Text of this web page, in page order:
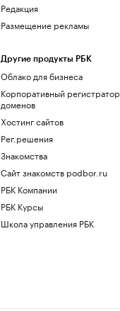
Редакция
Размещение рекламы
Другие продукты РБК
Облако для бизнеса
Корпоративный регистратор
доменов
Хостинг сайтов
Рег.решения
Знакомства
Сайт знакомств podbor.ru
РБК Компании
РБК Курсы
Школа управления РБК